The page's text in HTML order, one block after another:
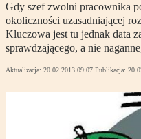
Gdy szef zwolni pracownika
okoliczności uzasadniającej
Kluczowa jest tu jednak data
sprawdzającego, a nie
Aktualizacja: 20.02.2013 09:07 Publikacja: